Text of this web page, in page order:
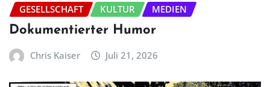
GESELLSCHAFT
KULTUR MEDIEN
Dokumentierter Humor
Chris Kaiser Juli 21, 2026